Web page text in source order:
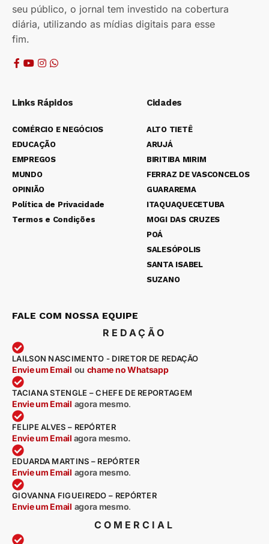
seu público, o jornal tem investido na cobertura
diária, utilizando as mídias digitais para esse
fim.
Links Rápidos
COMÉRCIO E NEGÓCIOS
EDUCAÇÃO
EMPREGOS
MUNDO
OPINIÃO
Política de Privacidade
Termos e Condições
Cidades
ALTO TIETÊ
ARUJÁ
BIRITIBA MIRIM
FERRAZ DE VASCONCELOS
GUARAREMA
ITAQUAQUECETUBA
MOGI DAS CRUZES
POÁ
SALESÓPOLIS
SANTA ISABEL
SUZANO
FALE COM NOSSA EQUIPE
REDAÇÃO
LAILSON NASCIMENTO - DIRETOR DE REDAÇÃO
Envie um Email ou chame no Whatsapp
TACIANA STENGLE – CHEFE DE REPORTAGEM
Envie um Email agora mesmo.
FELIPE ALVES – REPÓRTER
Envie um Email agora mesmo.
EDUARDA MARTINS – REPÓRTER
Envie um Email agora mesmo.
GIOVANNA FIGUEIREDO – REPÓRTER
Envie um Email agora mesmo.
COMERCIAL